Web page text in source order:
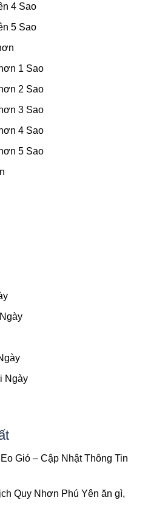
4 Sao
5 Sao
1 Sao
2 Sao
3 Sao
4 Sao
5 Sao
Ngày
Gió – Cập Nhật Thông Tin
Quy Nhơn Phú Yên ăn gì,